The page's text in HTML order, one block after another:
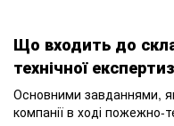
Що входить до
технічної
Основними завданнями,
компанії в ході пожежно-